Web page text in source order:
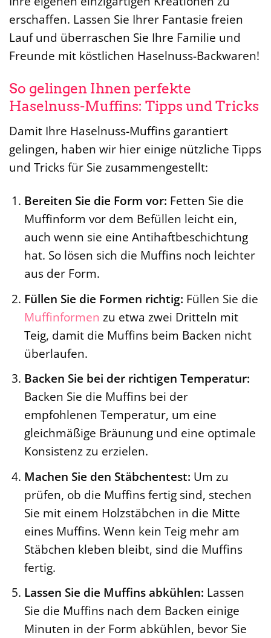
erschaffen. Lassen Sie Ihrer Fantasie freien
Lauf und überraschen Sie Ihre Familie und
Freunde mit köstlichen Haselnuss-Backwaren!
So gelingen Ihnen perfekte
Haselnuss-Muffins: Tipps und Tricks
Damit Ihre Haselnuss-Muffins garantiert
gelingen, haben wir hier einige nützliche Tipps
und Tricks für Sie zusammengestellt:
Bereiten Sie die Form vor: Fetten Sie die
Muffinform vor dem Befüllen leicht ein,
auch wenn sie eine Antihaftbeschichtung
hat. So lösen sich die Muffins noch leichter
aus der Form.
Füllen Sie die Formen richtig: Füllen Sie die
Muffinformen zu etwa zwei Dritteln mit
Teig, damit die Muffins beim Backen nicht
überlaufen.
Backen Sie bei der richtigen Temperatur:
Backen Sie die Muffins bei der
empfohlenen Temperatur, um eine
gleichmäßige Bräunung und eine optimale
Konsistenz zu erzielen.
Machen Sie den Stäbchentest: Um zu
prüfen, ob die Muffins fertig sind, stechen
Sie mit einem Holzstäbchen in die Mitte
eines Muffins. Wenn kein Teig mehr am
Stäbchen kleben bleibt, sind die Muffins
fertig.
Lassen Sie die Muffins abkühlen: Lassen
Sie die Muffins nach dem Backen einige
Minuten in der Form abkühlen, bevor Sie